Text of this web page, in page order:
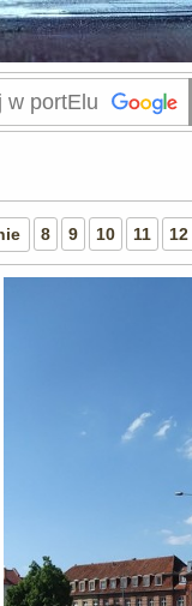
8 9 10 11 12